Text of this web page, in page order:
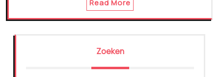
Read More
Zoeken